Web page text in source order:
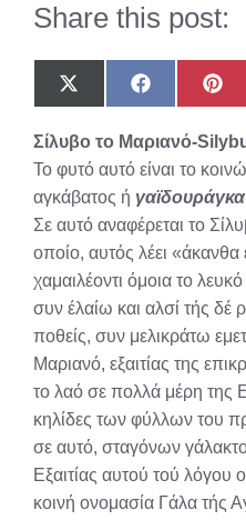
Share this post:
Share
on
(Twitter)
Share
on
on
Σίλυβο το Μαριανό-
Το φυτό αυτό είναι το
αγκάβατος ή
Σε αυτό αναφέρεται το
οποίο, αυτός λέει «άκανθα
χαμαιλέοντι όμοια το
συν έλαίω και αλσί τής δέ
ποθείς, συν μελικράτω
Μαριανό, εξαιτίας της
το λαό σε πολλά μέρη της
κηλίδες των φύλλων του
σε αυτό, σταγόνων
Εξαιτίας αυτού τού λόγου
κοινή ονομασία Γάλα τής